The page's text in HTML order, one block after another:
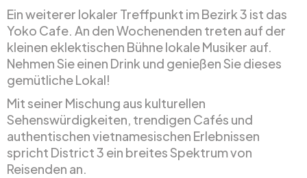
Ein weiterer lokaler Treffpunkt im Bezirk 3 ist das
Yoko Cafe. An den Wochenenden treten auf der
kleinen eklektischen Bühne lokale Musiker auf.
Nehmen Sie einen Drink und genießen Sie dieses
gemütliche Lokal!
Mit seiner Mischung aus kulturellen
Sehenswürdigkeiten, trendigen Cafés und
authentischen vietnamesischen Erlebnissen
spricht District 3 ein breites Spektrum von
Reisenden an.